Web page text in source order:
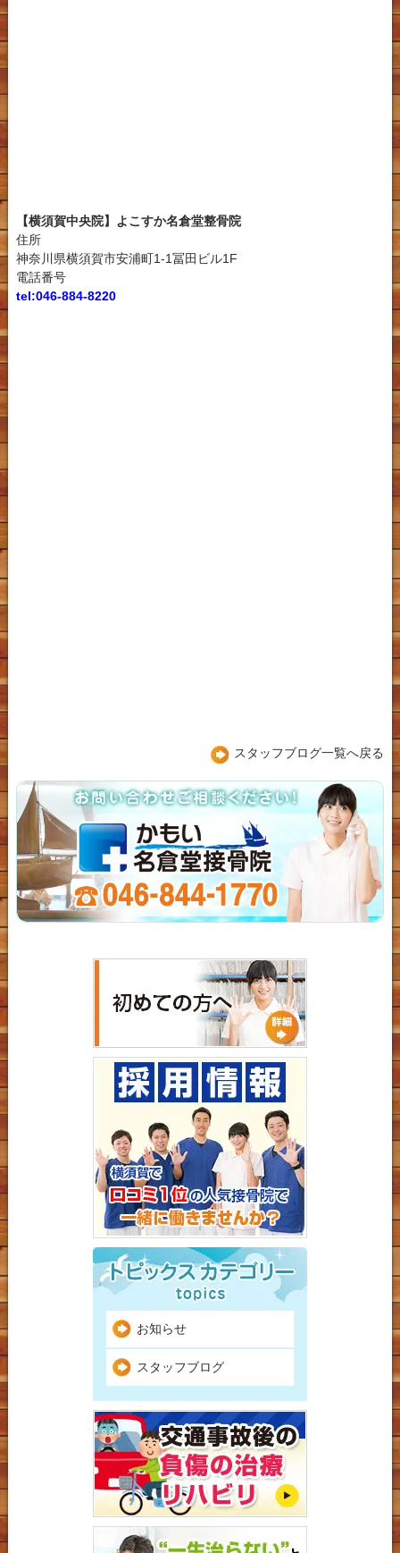
【横須賀中央院】よこすか名倉堂整骨院
住所
神奈川県横須賀市安浦町1-1冨田ビル1F
電話番号
tel:046-884-8220
スタッフブログ一覧へ戻る
お知らせ
スタッフブログ